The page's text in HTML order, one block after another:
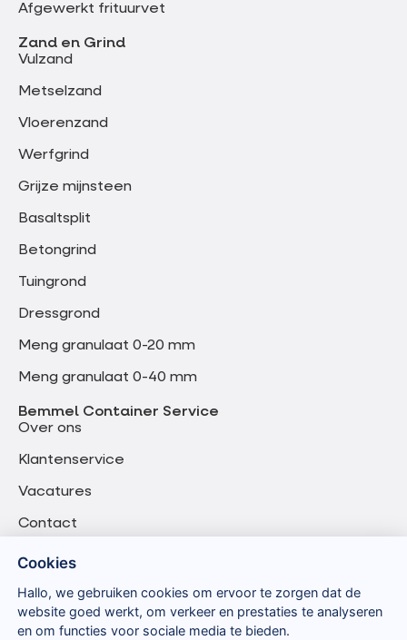
Afgewerkt frituurvet
Zand en Grind
Vulzand
Metselzand
Vloerenzand
Werfgrind
Grijze mijnsteen
Basaltsplit
Betongrind
Tuingrond
Dressgrond
Meng granulaat 0-20 mm
Meng granulaat 0-40 mm
Bemmel Container Service
Over ons
Klantenservice
Vacatures
Contact
Cookies
Hallo, we gebruiken cookies om ervoor te zorgen dat de
website goed werkt, om verkeer en prestaties te analyseren
en om functies voor sociale media te bieden.